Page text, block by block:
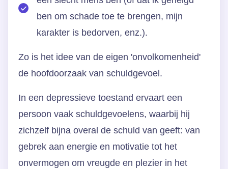
ben om schade toe te brengen, mijn
karakter is bedorven, enz.).
Zo is het idee van de eigen 'onvolkomenheid'
de hoofdoorzaak van schuldgevoel.
In een depressieve toestand ervaart een
persoon vaak schuldgevoelens, waarbij hij
zichzelf bijna overal de schuld van geeft: van
gebrek aan energie en motivatie tot het
onvermogen om vreugde en plezier in het